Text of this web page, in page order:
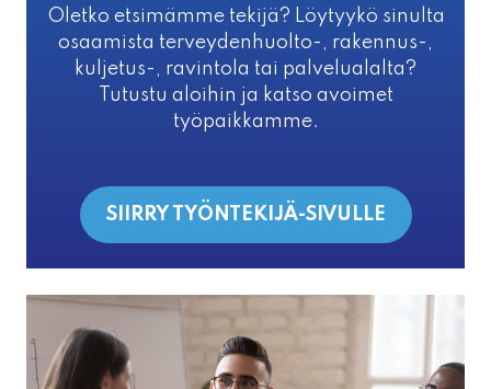
Oletko etsimämme tekijä? Löytyykö sinulta
osaamista terveydenhuolto-, rakennus-,
kuljetus-, ravintola tai palvelualalta?
Tutustu aloihin ja katso avoimet
työpaikkamme.
SIIRRY TYÖNTEKIJÄ-SIVULLE